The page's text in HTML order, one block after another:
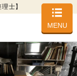
士】
MENU